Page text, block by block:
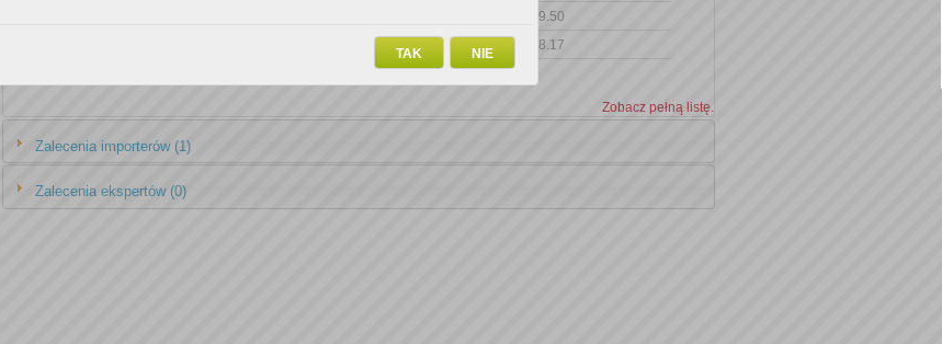
9.50
8.17
Zobacz pełną listę.
Zalecenia importerów (1)
Zalecenia ekspertów (0)
NIE
TAK